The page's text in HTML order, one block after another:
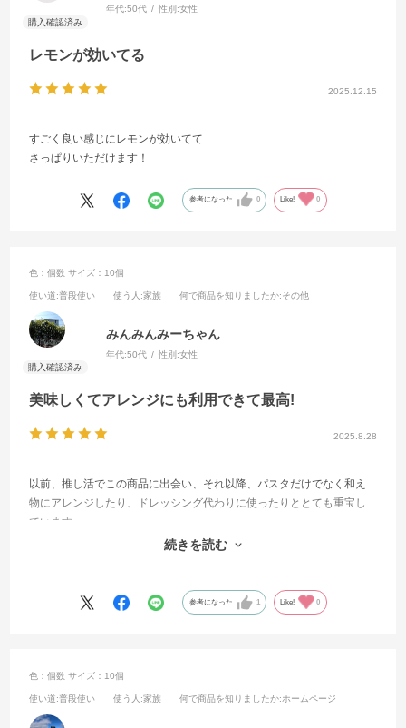
2025.12.15
レモンが効いてる
年代:50代 性別:女性
すごく良い感じにレモンが効いてて
さっぱりいただけます！
参考になった 0 Like! 0
2025.8.28
美味しくてアレンジにも利用できて最高!
色：個数 サイズ：10個
使い道:普段使い 使う人 :家族 何で商品を知りましたか:その他
みんみんみーちゃん
年代:50代 性別:女性
以前、推し活でこの商品に出会い、それ以降、パスタだけでなく和え
物にアレンジしたり、ドレッシング代わりに使ったりととても重宝し
ています。
最近、スーパーで見かけなくなったので取り寄せました。
続きを読む
参考になった 1 Like! 0
色：個数 サイズ：10個
使い道:普段使い 使う人 :家族 何で商品を知りましたか:ホームページ